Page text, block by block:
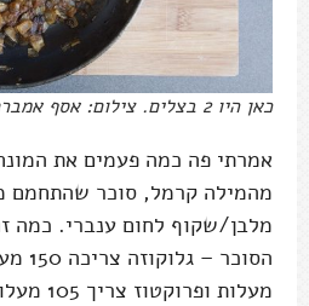
כאן היו 2 בצלים. צילום: אסף אמברם
אמרתי פה כמה פעמים את
מהמילה קרמל, סוכר שהתחמם
מלבן/שקוף לחום ענברי. כמה
מעלות